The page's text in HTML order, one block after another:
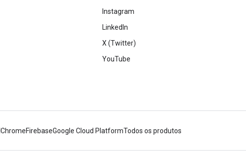
Instagram
LinkedIn
X (Twitter)
YouTube
ChromeFirebaseGoogle Cloud PlatformTodos os produtos